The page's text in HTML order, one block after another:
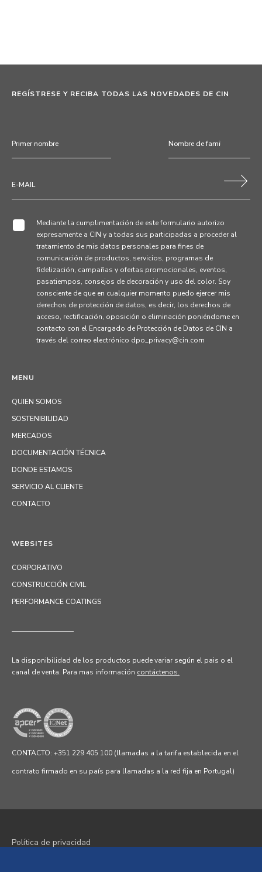
MENU
QUIEN SOMOS
SOSTENIBILIDAD
MERCADOS
DOCUMENTACIÓN TÉCNICA
DONDE ESTAMOS
SERVICIO AL CLIENTE
CONTACTO
REGÍSTRESE Y RECIBA TODAS LAS NOVEDADES DE CIN
Mediante la cumplimentación de este formulario autorizo
expresamente a CIN y a todas sus participadas a proceder al
tratamiento de mis datos personales para fines de
comunicación de productos, servicios, programas de
fidelización, campañas y ofertas promocionales, eventos,
pasatiempos, consejos de decoración y uso del color. Soy
consciente de que en cualquier momento puedo ejercer mis
derechos de protección de datos, es decir, los derechos de
acceso, rectificación, oposición o eliminación poniéndome en
contacto con el Encargado de Protección de Datos de CIN a
través del correo electrónico dpo_privacy@cin.com
WEBSITES
CORPORATIVO
CONSTRUCCIÓN CIVIL
PERFORMANCE COATINGS
La disponibilidad de los productos puede variar según el pais o el
canal de venta. Para mas información contáctenos.
CONTACTO: +351 229 405 100 (llamadas a la tarifa establecida en el
contrato firmado en su país para llamadas a la red fija en Portugal)
Política de privacidad